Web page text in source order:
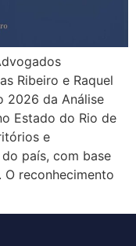
Ribeiro e Raquel
2026 da Análise
Estado do Rio de
e
país, com base
reconhecimento